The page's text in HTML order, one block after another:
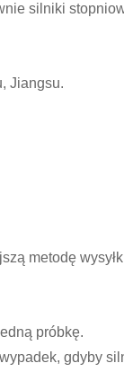
silniki
Jiangsu.
metodę
próbkę.
gdyby